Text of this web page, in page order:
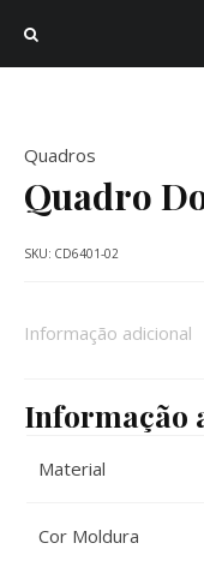
Quadros
Quadro
SKU: CD6401-02
Informação adicional
Informação
Material
Cor Moldura